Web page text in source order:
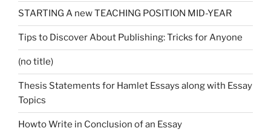
STARTING A new TEACHING POSITION MID-YEAR
Tips to Discover About Publishing: Tricks for Anyone
(no title)
Thesis Statements for Hamlet Essays along with Essay
Topics
Howto Write in Conclusion of an Essay